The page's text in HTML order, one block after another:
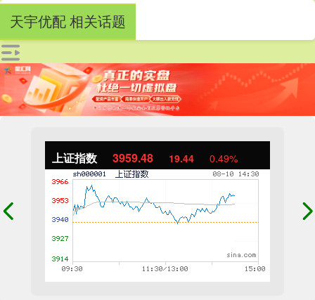
上证指数 3959.47 19.43 0.49%
天宇优配 相关话题